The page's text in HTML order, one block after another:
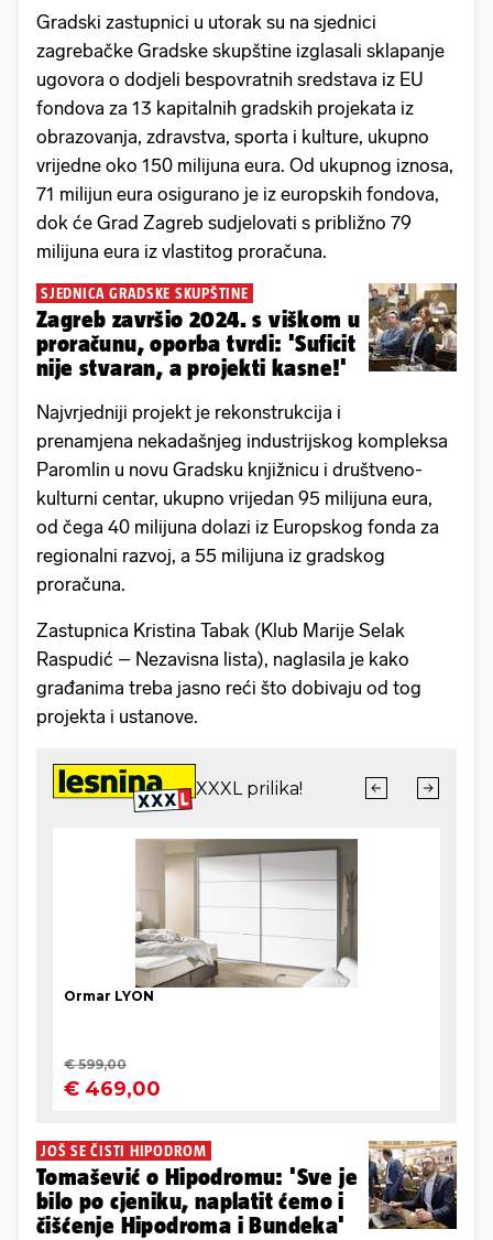
Gradski zastupnici u utorak su na sjednici
zagrebačke Gradske skupštine izglasali sklapanje
ugovora o dodjeli bespovratnih sredstava iz EU
fondova za 13 kapitalnih gradskih projekata iz
obrazovanja, zdravstva, sporta i kulture, ukupno
vrijedne oko 150 milijuna eura. Od ukupnog iznosa,
71 milijun eura osigurano je iz europskih fondova,
dok će Grad Zagreb sudjelovati s približno 79
milijuna eura iz vlastitog proračuna.
SJEDNICA GRADSKE SKUPŠTINE
Zagreb završio 2024. s viškom u
proračunu, oporba tvrdi: 'Suficit
nije stvaran, a projekti kasne!'
Najvrjedniji projekt je rekonstrukcija i
prenamjena nekadašnjeg industrijskog kompleksa
Paromlin u novu Gradsku knjižnicu i društveno-
kulturni centar, ukupno vrijedan 95 milijuna eura,
od čega 40 milijuna dolazi iz Europskog fonda za
regionalni razvoj, a 55 milijuna iz gradskog
proračuna.
Zastupnica Kristina Tabak (Klub Marije Selak
Raspudić – Nezavisna lista), naglasila je kako
građanima treba jasno reći što dobivaju od tog
projekta i ustanove.
JOŠ SE ČISTI HIPODROM
Tomašević o Hipodromu: 'Sve je
bilo po cjeniku, naplatit ćemo i
čišćenje Hipodroma i Bundeka'